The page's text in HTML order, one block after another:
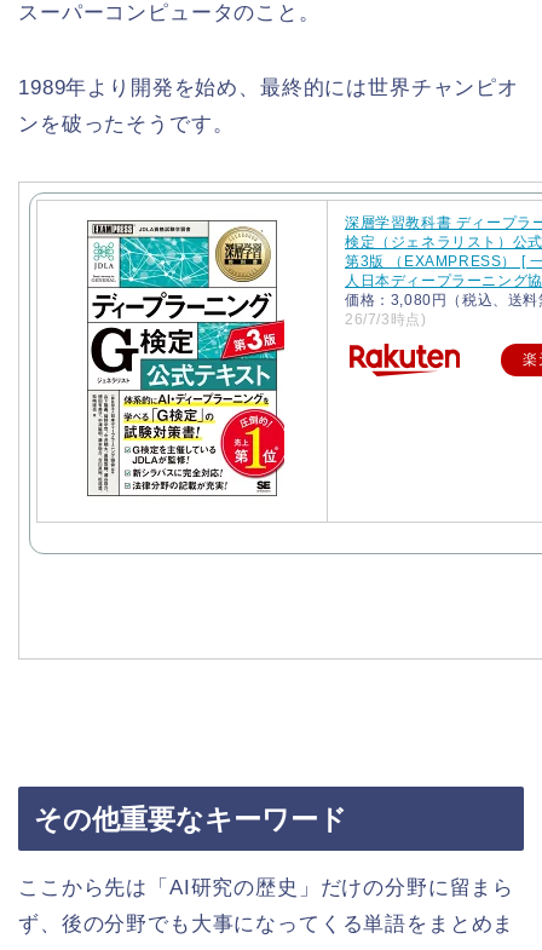
スーパーコンピュータのこと。
1989年より開発を始め、最終的には世界チャンピオ
ンを破ったそうです。
深層学習教科書 ディープラ
検定（ジェネラリスト）公
第3版 （EXAMPRESS） [
人日本ディープラーニング
価格：3,080円（税込、送
26/7/3時点)
楽
その他重要なキーワード
ここから先は「AI研究の歴史」だけの分野に留まら
ず、後の分野でも大事になってくる単語をまとめま